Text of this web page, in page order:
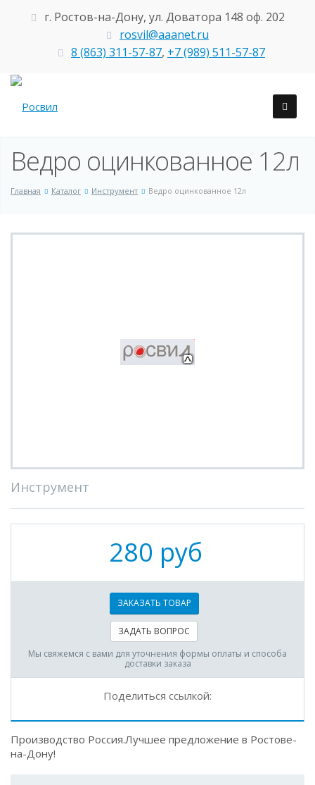
г. Ростов-на-Дону, ул. Доватора 148 оф. 202
rosvil@aaanet.ru
8 (863) 311-57-87, +7 (989) 511-57-87
Ведро оцинкованное 12л
Главная Каталог Инструмент Ведро оцинкованное 12л
Инструмент
280 руб
ЗАКАЗАТЬ ТОВАР
ЗАДАТЬ ВОПРОС
Мы свяжемся с вами для уточнения формы оплаты и способа
доставки заказа
Поделиться ссылкой:
Производство Россия.Лучшее предложение в Ростове-
на-Дону!